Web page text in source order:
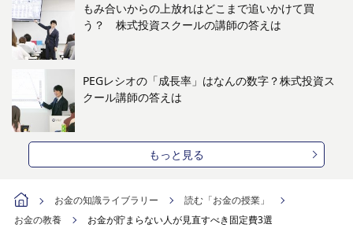
もみ合いからの上放れはどこまで追いかけて買
う？ 株式投資スクールの講師の答えは
PEGレシオの「成長率」はなんの数字？株式投資ス
クール講師の答えは
もっと見る
お金の知識ライブラリー
読む「お金の授業」
お金の教養
お金が貯まらない人が見直すべき固定費3選